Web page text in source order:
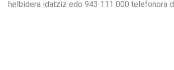
helbidera idatziz edo 943 111 000 telefonora